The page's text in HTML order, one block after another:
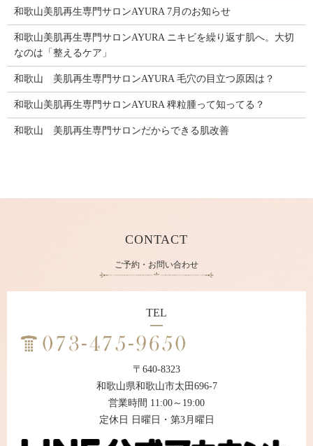
和歌山美肌再生専門サロンAYURA 7月のお知らせ
和歌山美肌再生専門サロンAYURA ニキビを繰り返す肌へ。大切
なのは「整えるケア」
和歌山 美肌再生専門サロンAYURA 毛穴の目立つ原因は？
和歌山美肌再生専門サロンAYURA 稗粒腫って知ってる？
和歌山 美肌再生専門サロンだからできる肌改善
CONTACT
ご予約・お問い合わせ
TEL
〒640-8323
和歌山県和歌山市太田696-7
営業時間 11:00～19:00
定休日 日曜日・第3月曜日